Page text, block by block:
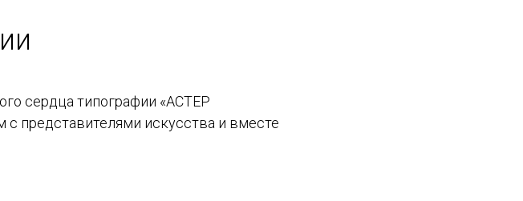
сердца типографии «АСТЕР
представителями искусства и вместе